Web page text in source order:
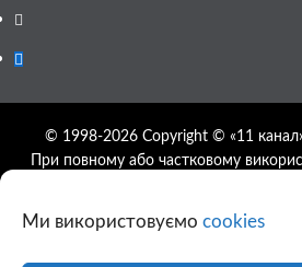
Ми використовуємо cookies
Twitter
Google
© 1998-2026 Copyright © «11 канал»
При повному або частковому